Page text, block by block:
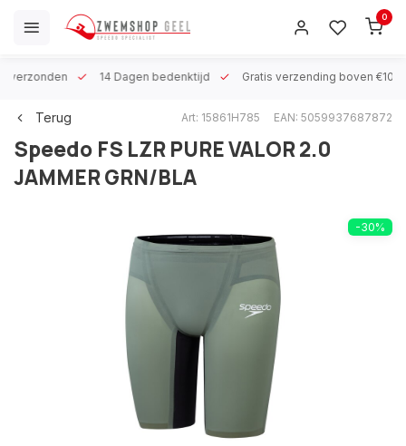
0
verzonden 14 Dagen bedenktijd Gratis verzending boven €100
Terug Art: 15861H785 EAN: 5059937687872
Speedo FS LZR PURE VALOR 2.0
JAMMER GRN/BLA
-30%